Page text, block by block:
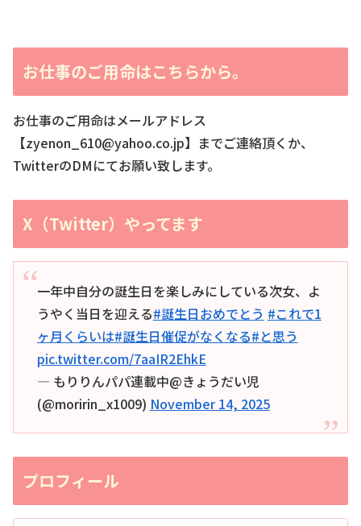
お仕事のご用命はこちらから。
お仕事のご用命はメールアドレス
【zyenon_610@yahoo.co.jp】までご連絡頂くか、
TwitterのDMにてお願い致します。
X（Twitter）やってます
一年中自分の誕生日を楽しみにしている次女、よ
うやく当日を迎える#誕生日おめでとう #これで1
ヶ月くらいは#誕生日催促がなくなる#と思う
pic.twitter.com/7aaIR2EhkE
— もりりんパパ連載中@きょうだい児
(@moririn_x1009) November 14, 2025
プロフィール